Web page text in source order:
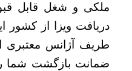
ملکی و شغل قابل
دریافت ویزا از کشور
طریف آژانس معتبری
ضمانت بازگشت شما